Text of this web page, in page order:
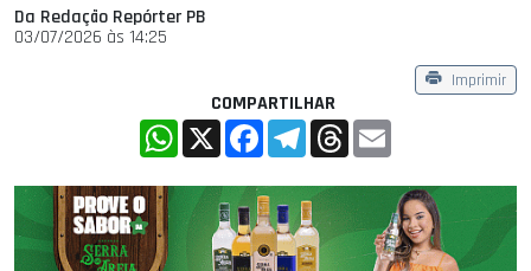
Da Redação Repórter PB
03/07/2026 às 14:25
Imprimir
COMPARTILHAR
WhatsApp
X FacebookTelegramThreads